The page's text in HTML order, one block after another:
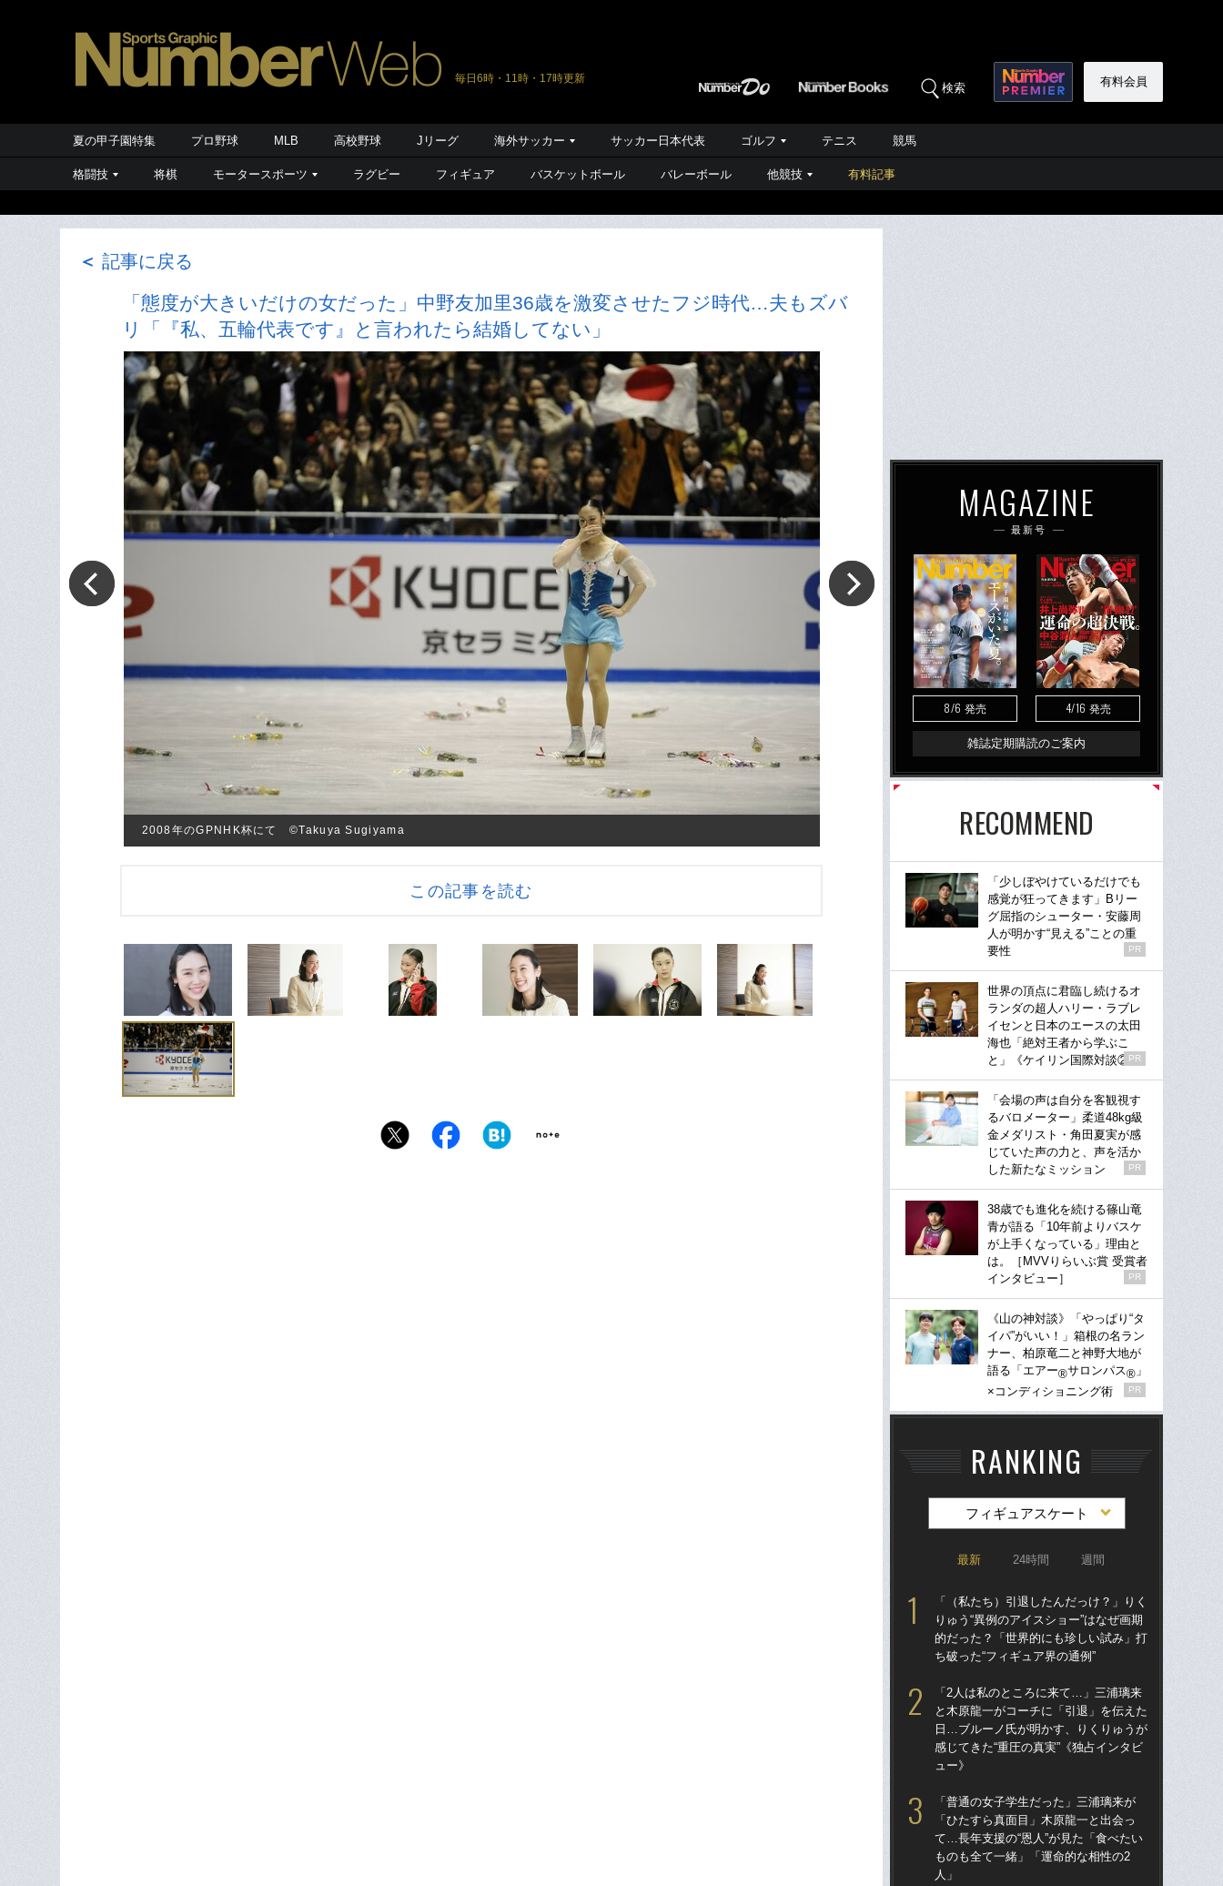
毎日6時・11時・17時更新
検索 有料会員
夏の甲子園特集 プロ野球 MLB 高校野球 Jリーグ 海外サッカー サッカー日本代表 ゴルフ テニス 競馬
格闘技 将棋 モータースポーツ ラグビー フィギュア バスケットボール バレーボール 他競技 有料記事
＜ 記事に戻る
「態度が大きいだけの女だった」中野友加里36歳を激変させたフジ時代…夫もズバ
リ「『私、五輪代表です』と言われたら結婚してない」
2008年のGPNHK杯にて ©Takuya Sugiyama
この記事を読む
MAGAZINE
最新号
8/6 発売 4/16 発売
雑誌定期購読のご案内
RECOMMEND
「少しぼやけているだけでも
感覚が狂ってきます」Bリー
グ屈指のシューター・安藤周
人が明かす“見える”ことの重
要性
PR
世界の頂点に君臨し続けるオ
ランダの超人ハリー・ラブレ
イセンと日本のエースの太田
海也「絶対王者から学ぶこ
と」《ケイリン国際対談②》
PR
「会場の声は自分を客観視す
るバロメーター」柔道48kg級
金メダリスト・角田夏実が感
じていた声の力と、声を活か
した新たなミッション
PR
38歳でも進化を続ける篠山竜
青が語る「10年前よりバスケ
が上手くなっている」理由と
は。［MVVりらいぶ賞 受賞者
インタビュー］
PR
《山の神対談》「やっぱり“タ
イパ”がいい！」箱根の名ラン
ナー、柏原竜二と神野大地が
語る「エアー®サロンパス® 」
×コンディショニング術
PR
RANKING
フィギュアスケート
最新 24時間 週間
「（私たち）引退したんだっけ？」りく
りゅう“異例のアイスショー”はなぜ画期
的だった？「世界的にも珍しい試み」打
ち破った“フィギュア界の通例”
「2人は私のところに来て…」三浦璃来
と木原龍一がコーチに「引退」を伝えた
日…ブルーノ氏が明かす、りくりゅうが
感じてきた“重圧の真実”《独占インタビ
ュー》
「普通の女子学生だった」三浦璃来が
「ひたすら真面目」木原龍一と出会っ
て…長年支援の“恩人”が見た「食べたい
ものも全て一緒」「運命的な相性の2
人」